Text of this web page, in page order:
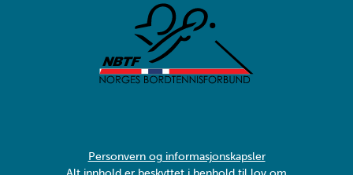
Personvern og informasjonskapsler